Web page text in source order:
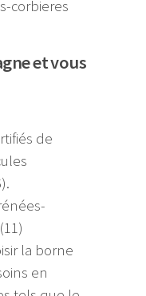
et vous
de
la borne
en